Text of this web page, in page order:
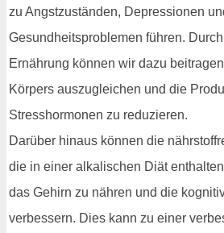
zu Angstzuständen, Depressionen
Gesundheitsproblemen führen.
Ernährung können wir dazu
Körpers auszugleichen und die
Stresshormonen zu reduzieren.
Darüber hinaus können die
die in einer alkalischen Diät
das Gehirn zu nähren und die
verbessern. Dies kann zu einer